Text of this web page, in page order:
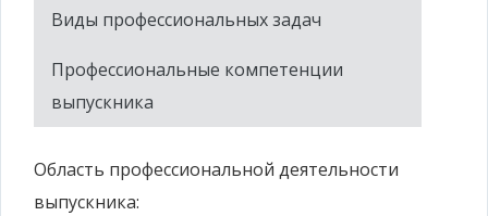
Виды профессиональных задач
Профессиональные компетенции
выпускника
Область профессиональной деятельности
выпускника: